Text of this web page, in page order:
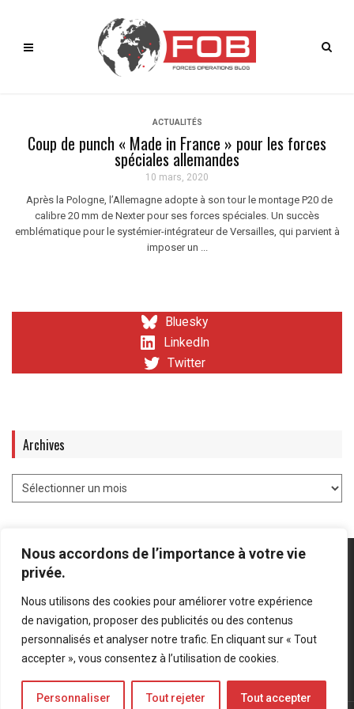
Nous accordons de l’importance à votre vie
privée.
Nous utilisons des cookies pour améliorer votre expérience
de navigation, proposer des publicités ou des contenus
personnalisés et analyser notre trafic. En cliquant sur « Tout
accepter », vous consentez à l’utilisation de cookies.
Personnaliser Tout rejeter Tout accepter
ACTUALITÉS
Coup de punch « Made in France » pour les forces
spéciales allemandes
10 mars, 2020
Après la Pologne, l’Allemagne adopte à son tour le montage P20 de
calibre 20 mm de Nexter pour ses forces spéciales. Un succès
emblématique pour le systémier-intégrateur de Versailles, qui parvient à
imposer un ...
Bluesky
LinkedIn
Twitter
Archives
Mentions légales Politique de confidentialité
Bluesky
LinkedIn
Twitter